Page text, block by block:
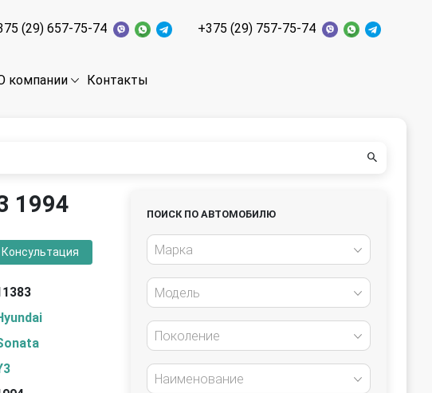
(29) 657-75-74 +375 (29) 757-75-74
компании Контакты
1994
Консультация
ПОИСК ПО АВТОМОБИЛЮ
Марка
Модель
Поколение
Наименование